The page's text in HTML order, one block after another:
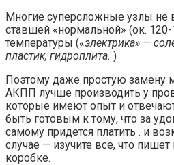
Многие суперсложные узлы
ставшей «нормальной» (ок. 120-
температуры («электрика» —
пластик, гидроплита. )
Поэтому даже простую замену
АКПП лучше производить у
которые имеют опыт и
быть готовым к тому, что за
самому придется платить . и
случае — изучите все, что
коробке.